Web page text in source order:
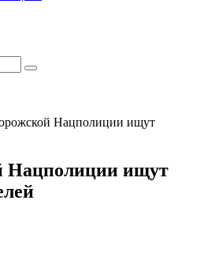
Нацполиции ищут
Нацполиции ищут